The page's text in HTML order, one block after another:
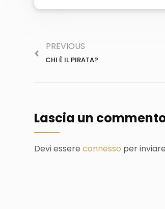
PREVIOUS
CHI È IL PIRATA?
Lascia un
Devi essere connesso per